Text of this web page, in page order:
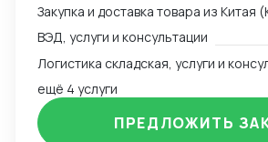
ВЭД, услуги и консультации
ещё 4 услуги
ПРЕДЛОЖИТЬ